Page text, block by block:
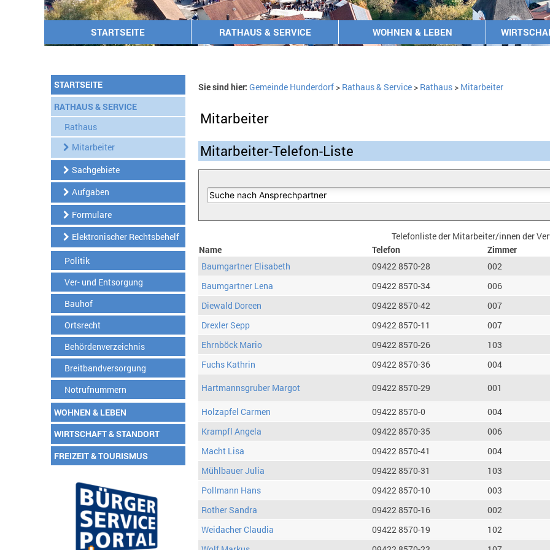
STARTSEITE RATHAUS & SERVICE WOHNEN & LEBEN
STARTSEITE
RATHAUS & SERVICE
Rathaus
Mitarbeiter
Sachgebiete
Aufgaben
Formulare
Elektronischer Rechtsbehelf
Politik
Ver- und Entsorgung
Bauhof
Ortsrecht
Behördenverzeichnis
Breitbandversorgung
Notrufnummern
WOHNEN & LEBEN
WIRTSCHAFT & STANDORT
FREIZEIT & TOURISMUS
Sie sind hier: Gemeinde Hunderdorf> Rathaus & Service> Rathaus> Mitarbeiter
Mitarbeiter
Mitarbeiter-Telefon-Liste
Telefonliste der Mitarbeiter/innen der
Name
Telefon
Zimmer
Baumgartner Elisabeth
09422 8570-28
002
Baumgartner Lena
09422 8570-34
006
Diewald Doreen
09422 8570-42
007
Drexler Sepp
09422 8570-11
007
Ehrnböck Mario
09422 8570-26
103
Fuchs Kathrin
09422 8570-36
004
Hartmannsgruber Margot
09422 8570-29 001
Holzapfel Carmen 09422 8570-0
004
Krampfl Angela
09422 8570-35
006
Macht Lisa
09422 8570-41
004
Mühlbauer Julia
09422 8570-31
103
Pollmann Hans
09422 8570-10
003
Rother Sandra
09422 8570-16
002
Weidacher Claudia
09422 8570-19
102